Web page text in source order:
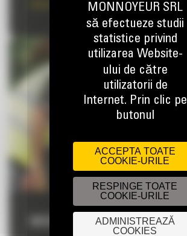
MENTENANTA
MONNOYEUR SRL
să efectueze studii
statistice privind
utilizarea Website-
ului de către
utilizatorii de
Internet. Prin clic pe
butonul
ACCEPTA TOATE
COOKIE-URILE
RESPINGE TOATE
COOKIE-URILE
ADMINISTREAZĂ
COOKIES